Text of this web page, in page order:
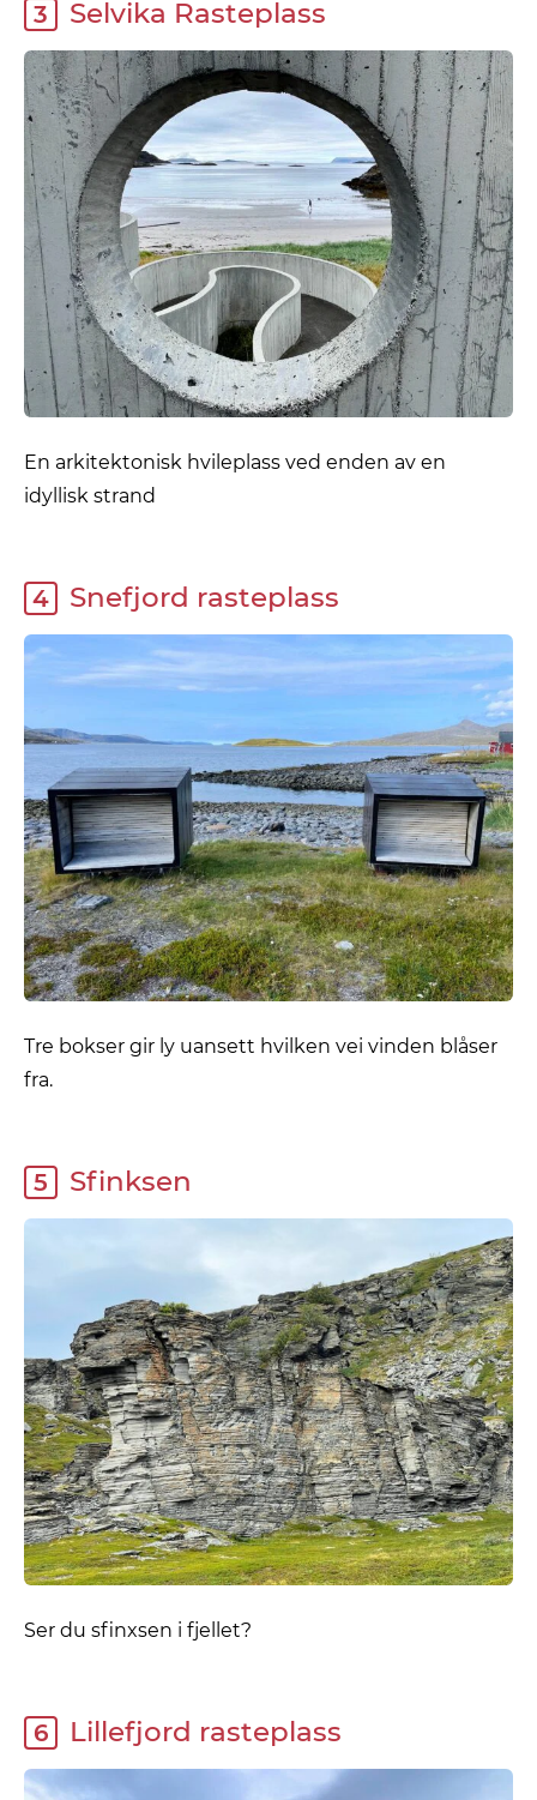
3 Selvika Rasteplass
En arkitektonisk hvileplass ved enden av en
idyllisk strand
4 Snefjord rasteplass
Tre bokser gir ly uansett hvilken vei vinden blåser
fra.
5 Sfinksen
Ser du sfinxsen i fjellet?
6 Lillefjord rasteplass